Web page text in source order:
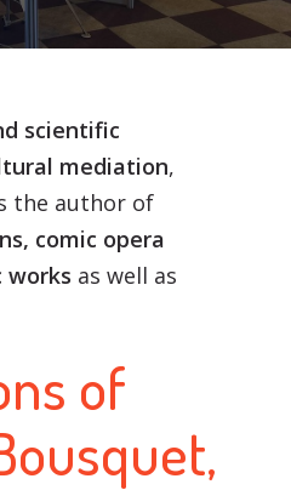
scientific
mediation,
the author of
comic opera
works as well as
of